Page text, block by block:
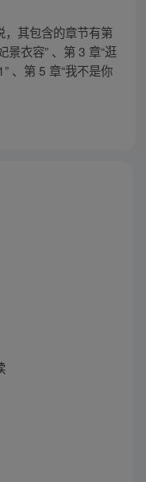
，其包含的章节有第
景衣容” 、第 3 章“逛
、第 5 章“我不是你